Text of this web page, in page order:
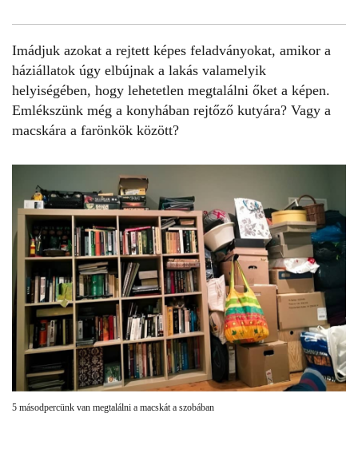
Imádjuk azokat a rejtett képes feladványokat, amikor a
háziállatok úgy elbújnak a lakás valamelyik
helyiségében, hogy lehetetlen megtalálni őket a képen.
Emlékszünk még a konyhában rejtőző kutyára? Vagy a
macskára a farönkök között?
5 másodpercünk van megtalálni a macskát a szobában